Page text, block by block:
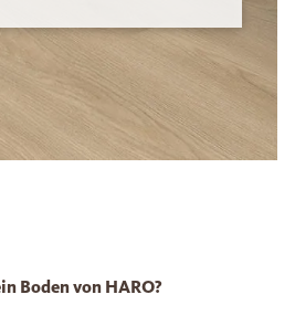
Boden von HARO?